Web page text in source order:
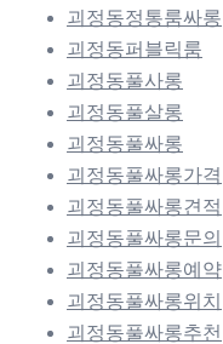
괴정동정통룸싸롱
괴정동퍼블릭룸
괴정동풀사롱
괴정동풀살롱
괴정동풀싸롱
괴정동풀싸롱가격
괴정동풀싸롱견적
괴정동풀싸롱문의
괴정동풀싸롱예약
괴정동풀싸롱위치
괴정동풀싸롱추천